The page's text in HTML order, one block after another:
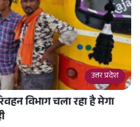
उत्तर प्रदेश
विभाग चला रहा है मेगा